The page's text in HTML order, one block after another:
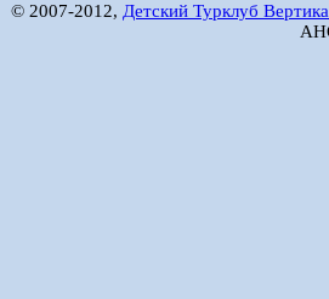
© 2007-2012, Детский Турклуб